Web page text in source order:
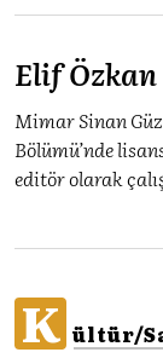
Elif Özkan
Mimar Sinan
Bölümü’nde
editör olarak
K ültür/